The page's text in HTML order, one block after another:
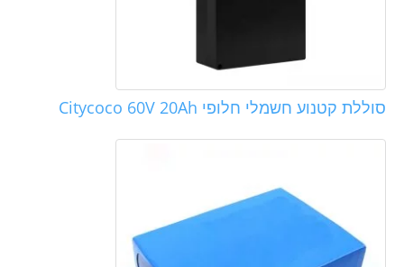
סוללת קטנוע חשמלי חלופי Citycoco 60V 20Ah